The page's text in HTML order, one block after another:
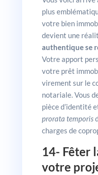
plus
votre bien
devient une
authentique se
Votre apport
votre prêt
virement sur le
notariale. Vous
pièce d’identité
prorata temporis
charges de
14- Fêter
votre